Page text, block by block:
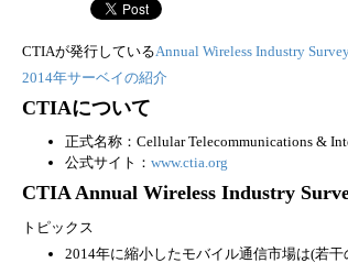
CTIAが発行しているAnnual Wireless Industry
2014年サーベイの紹介
CTIAについて
正式名称：Cellular Telecommunications &
公式サイト： www.ctia.org
CTIA Annual Wireless Industry
トピックス
2014年に縮小したモバイル通信市場は(若干